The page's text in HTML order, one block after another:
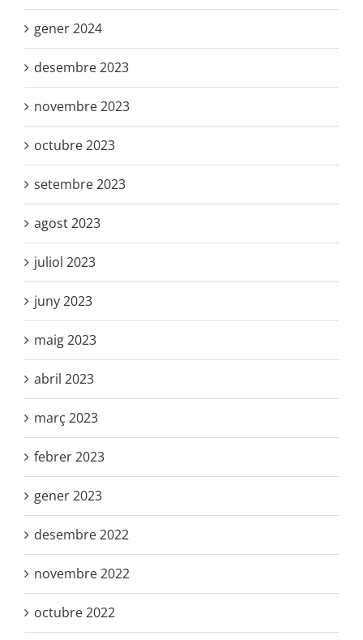
gener 2024
desembre 2023
novembre 2023
octubre 2023
setembre 2023
agost 2023
juliol 2023
juny 2023
maig 2023
abril 2023
març 2023
febrer 2023
gener 2023
desembre 2022
novembre 2022
octubre 2022